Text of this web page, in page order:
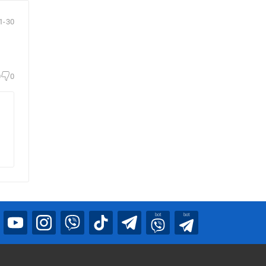
30
0
bot bot